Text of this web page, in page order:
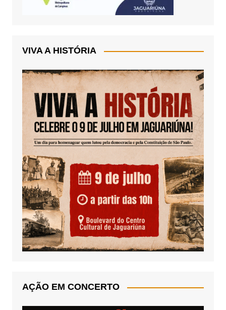
VIVA A HISTÓRIA
AÇÃO EM CONCERTO